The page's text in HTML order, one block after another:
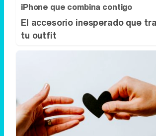
iPhone que combina contigo
El accesorio inesperado que
tu outfit